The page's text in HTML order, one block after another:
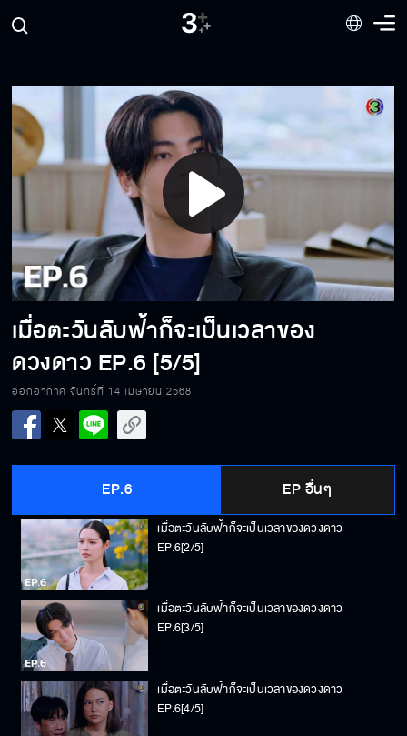
Play
Video
เมื่อตะวันลับฟ้าก็จะเป็นเวลาของ
ดวงดาว EP.6 [5/5]
ออกอากาศ จันทร์ที่ 14 เมษายน 2568
EP.6 EP อื่นๆ
EP.6[1/5]
เมื่อตะวันลับฟ้าก็จะเป็นเวลาของดวงดาว
EP.6[2/5]
เมื่อตะวันลับฟ้าก็จะเป็นเวลาของดวงดาว
EP.6[3/5]
เมื่อตะวันลับฟ้าก็จะเป็นเวลาของดวงดาว
EP.6[4/5]